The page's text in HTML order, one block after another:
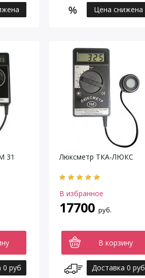
Цена снижена
31
0 руб
Люксметр ТКА-ЛЮКС
В избранное
17700 руб.
В корзину
Доставка 0 руб